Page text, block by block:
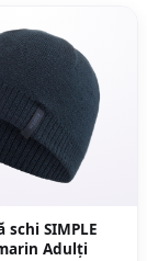
schi SIMPLE
Adulți